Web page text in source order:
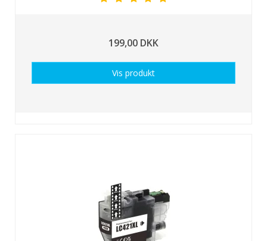
199,00 DKK
Vis produkt